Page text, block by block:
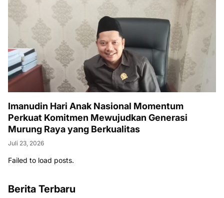
Imanudin Hari Anak Nasional Momentum
Perkuat Komitmen Mewujudkan Generasi
Murung Raya yang Berkualitas
Juli 23, 2026
Failed to load posts.
Berita Terbaru